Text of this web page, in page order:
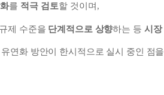
를 적극 검토할 것이며 ,
제 수준을 단계적으로 상향하는 등 시장
연화 방안이 한시적으로 실시 중인 점을